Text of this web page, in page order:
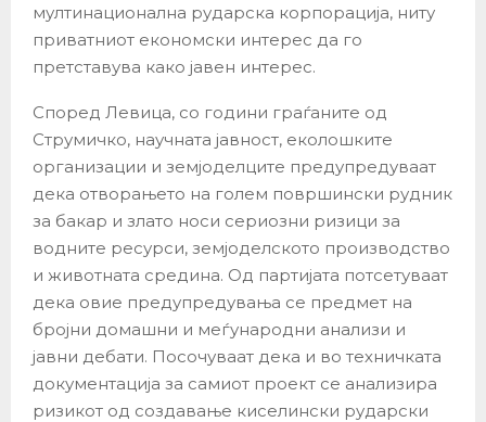
мултинационална рударска корпорација, ниту
приватниот економски интерес да го
претставува како јавен интерес.
Според Левица, со години граѓаните од
Струмичко, научната јавност, еколошките
организации и земјоделците предупредуваат
дека отворањето на голем површински рудник
за бакар и злато носи сериозни ризици за
водните ресурси, земјоделското производство
и животната средина. Од партијата потсетуваат
дека овие предупредувања се предмет на
бројни домашни и меѓународни анализи и
јавни дебати. Посочуваат дека и во техничката
документација за самиот проект се анализира
ризикот од создавање киселински рударски